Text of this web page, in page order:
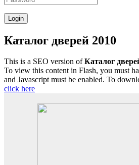
Каталог дверей 2010
This is a SEO version ofКаталог
To view this content in Flash, you must
and Javascript must be enabled. To
click here